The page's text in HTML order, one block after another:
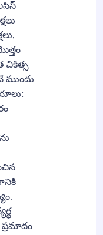
చికిత్స
ముందు
ప్రమాదం